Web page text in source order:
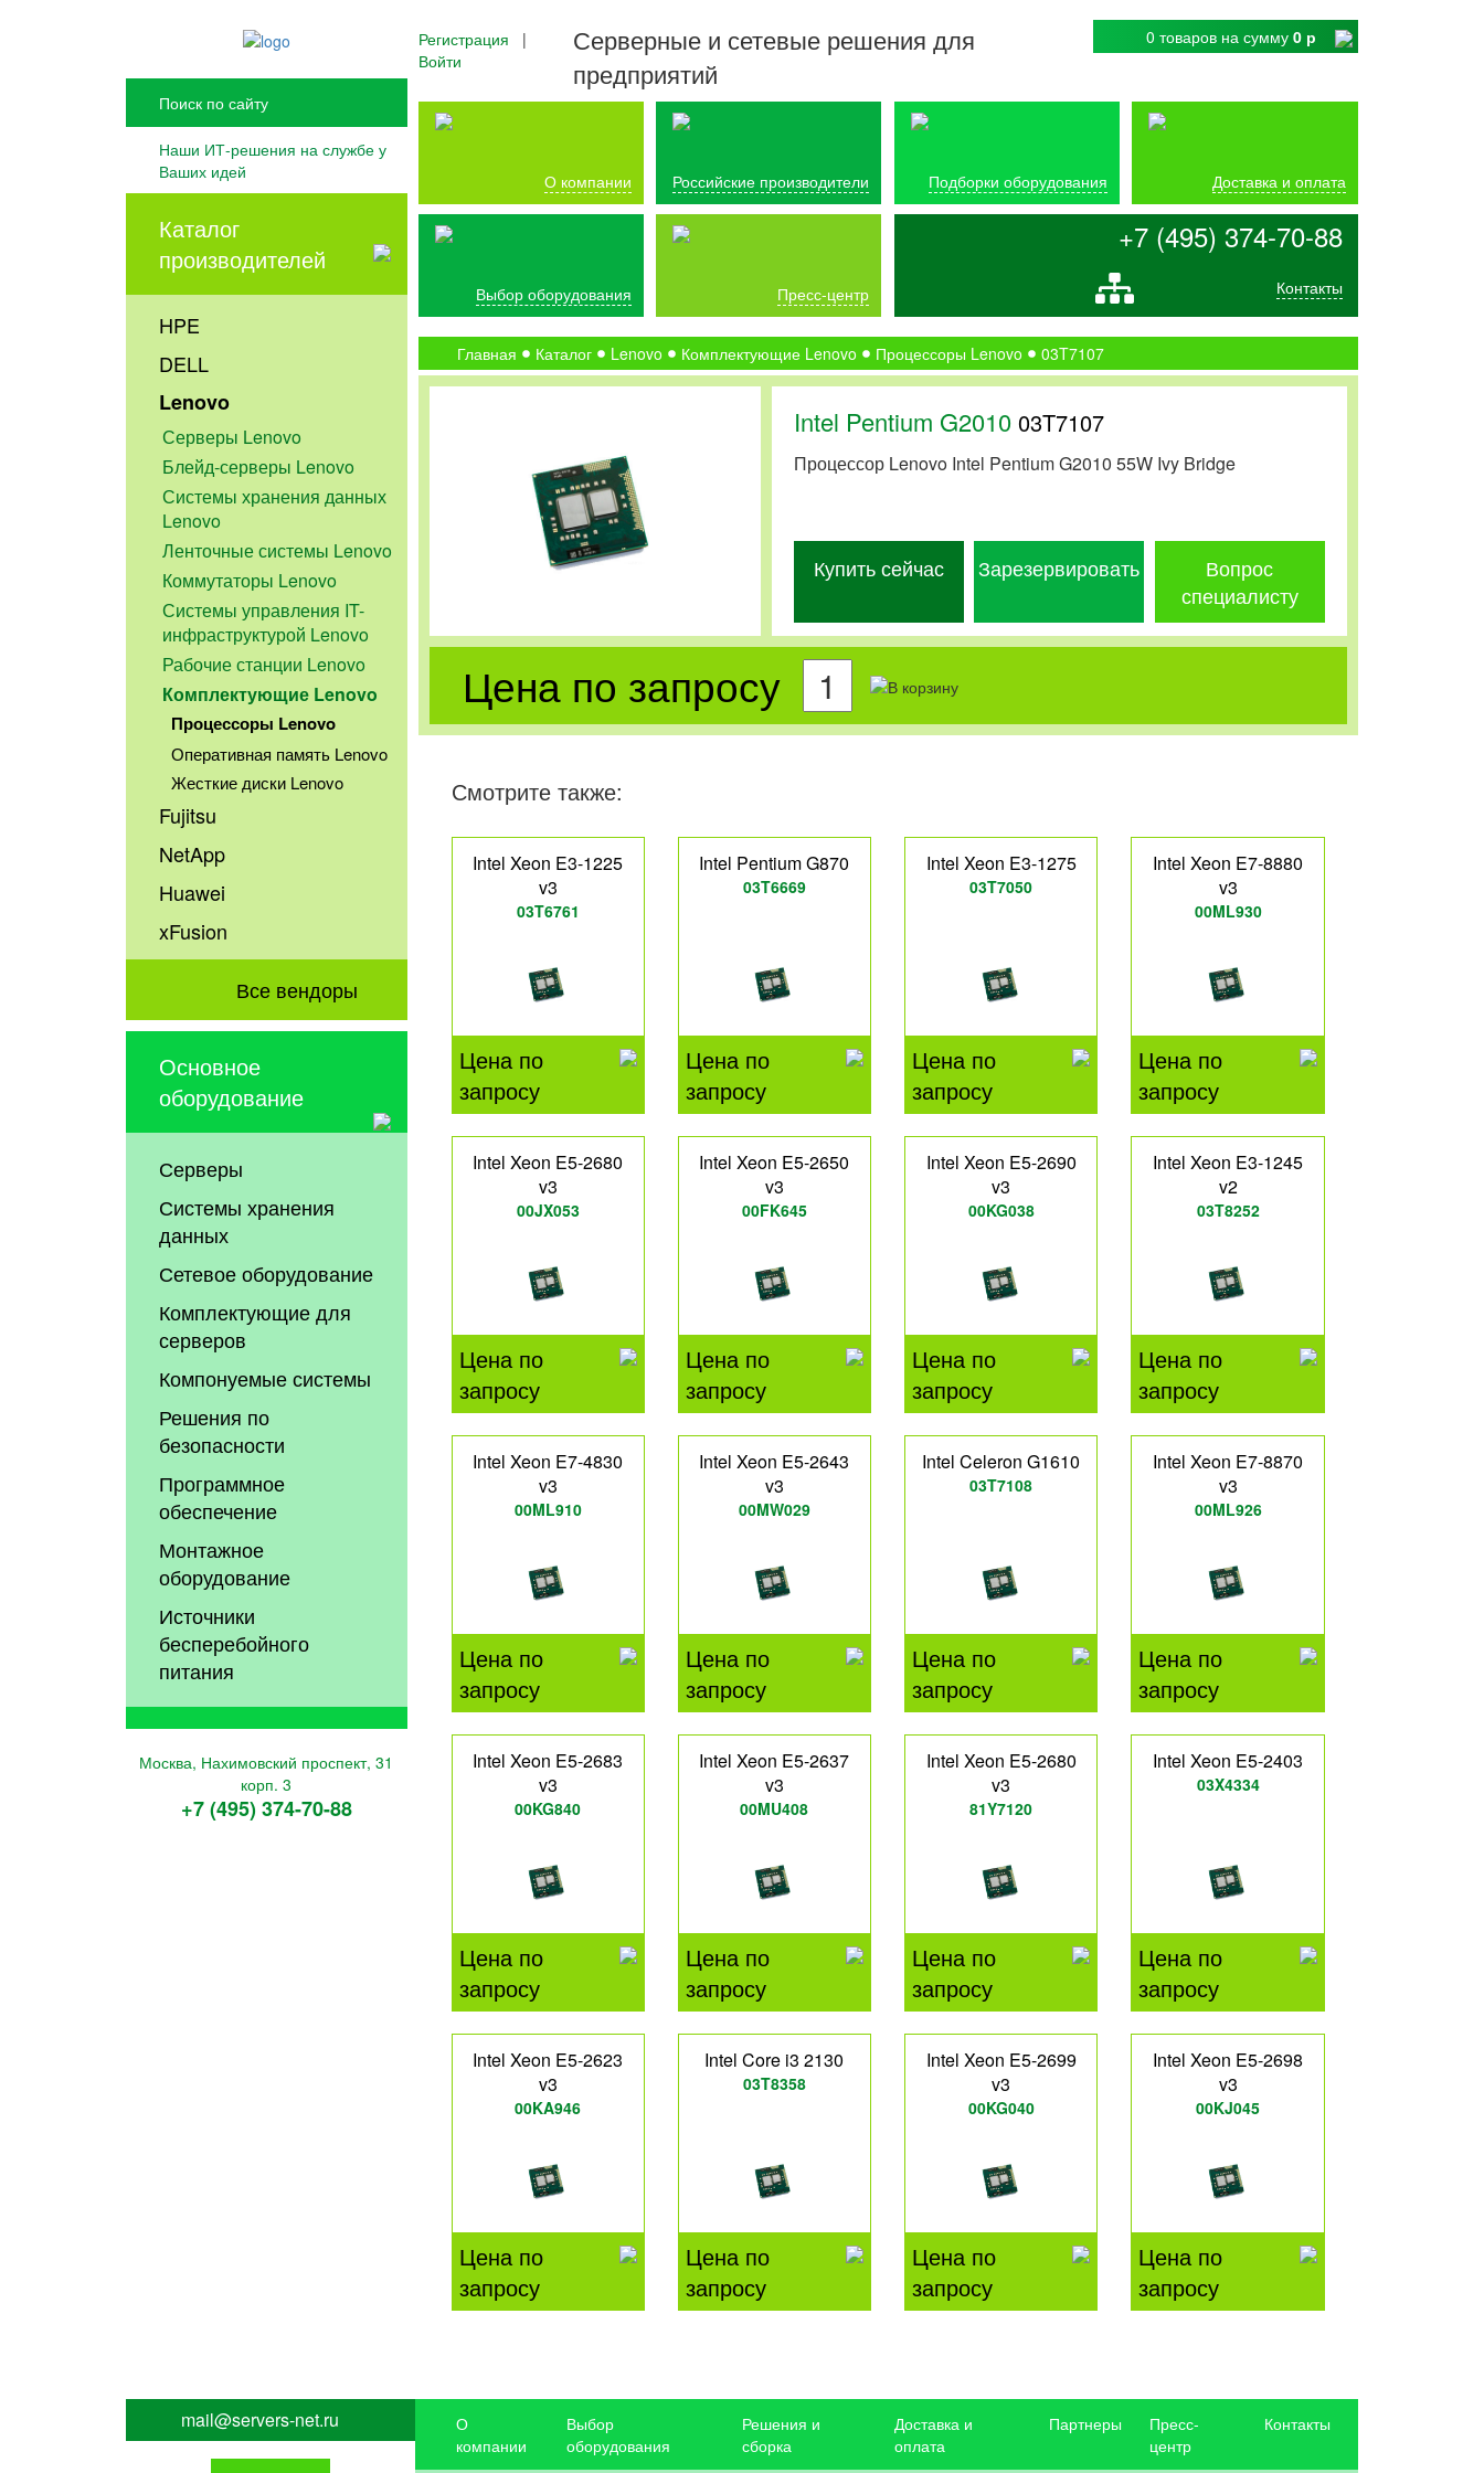
Наши ИТ-решения на службе у
Ваших идей
Каталог
производителей
HPE
DELL
Lenovo
Серверы Lenovo
Блейд-серверы Lenovo
Системы хранения данных
Lenovo
Ленточные системы Lenovo
Коммутаторы Lenovo
Системы управления IT-
инфраструктурой Lenovo
Рабочие станции Lenovo
Комплектующие Lenovo
Процессоры Lenovo
Оперативная память Lenovo
Жесткие диски Lenovo
Fujitsu
NetApp
Huawei
xFusion
Все вендоры
Основное
оборудование
Серверы
Системы хранения
данных
Сетевое оборудование
Комплектующие для
серверов
Компонуемые системы
Решения по
безопасности
Программное
обеспечение
Монтажное
оборудование
Источники
бесперебойного
питания
Москва, Нахимовский проспект, 31
корп. 3
+7 (495) 374-70-88
Регистрация |
Войти
Серверные и сетевые решения для
предприятий
0 товаров на сумму 0 р
О компании Российские производители Подборки оборудования Доставка и оплата
Выбор оборудования Пресс-центр
+7 (495) 374-70-88
Контакты
Главная Каталог Lenovo Комплектующие Lenovo Процессоры Lenovo 03T7107
Intel Pentium G2010 03T7107
Процессор Lenovo Intel Pentium G2010 55W Ivy Bridge
Купить сейчас Зарезервировать
Вопрос
специалисту
Цена по запросу
Смотрите также:
Intel Xeon E3-1225
v3
03T6761
Цена по
запросу
Intel Pentium G870
03T6669
Цена по
запросу
Intel Xeon E3-1275
03T7050
Цена по
запросу
Intel Xeon E7-8880
v3
00ML930
Цена по
запросу
Intel Xeon E5-2680
v3
00JX053
Цена по
запросу
Intel Xeon E5-2650
v3
00FK645
Цена по
запросу
Intel Xeon E5-2690
v3
00KG038
Цена по
запросу
Intel Xeon E3-1245
v2
03T8252
Цена по
запросу
Intel Xeon E7-4830
v3
00ML910
Цена по
запросу
Intel Xeon E5-2643
v3
00MW029
Цена по
запросу
Intel Celeron G1610
03T7108
Цена по
запросу
Intel Xeon E7-8870
v3
00ML926
Цена по
запросу
Intel Xeon E5-2683
v3
00KG840
Цена по
запросу
Intel Xeon E5-2637
v3
00MU408
Цена по
запросу
Intel Xeon E5-2680
v3
81Y7120
Цена по
запросу
Intel Xeon E5-2403
03X4334
Цена по
запросу
Intel Xeon E5-2623
v3
00KA946
Цена по
запросу
Intel Core i3 2130
03T8358
Цена по
запросу
Intel Xeon E5-2699
v3
00KG040
Цена по
запросу
Intel Xeon E5-2698
v3
00KJ045
Цена по
запросу
mail@servers-net.ru
О
компании
Выбор
оборудования
Решения и
сборка
Доставка и
оплата
Партнеры
Пресс-
центр
Контакты